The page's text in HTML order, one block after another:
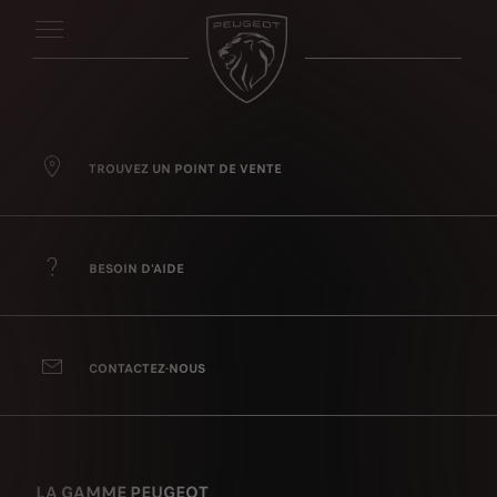
TROUVEZ UN POINT DE VENTE
BESOIN D'AIDE
CONTACTEZ-NOUS